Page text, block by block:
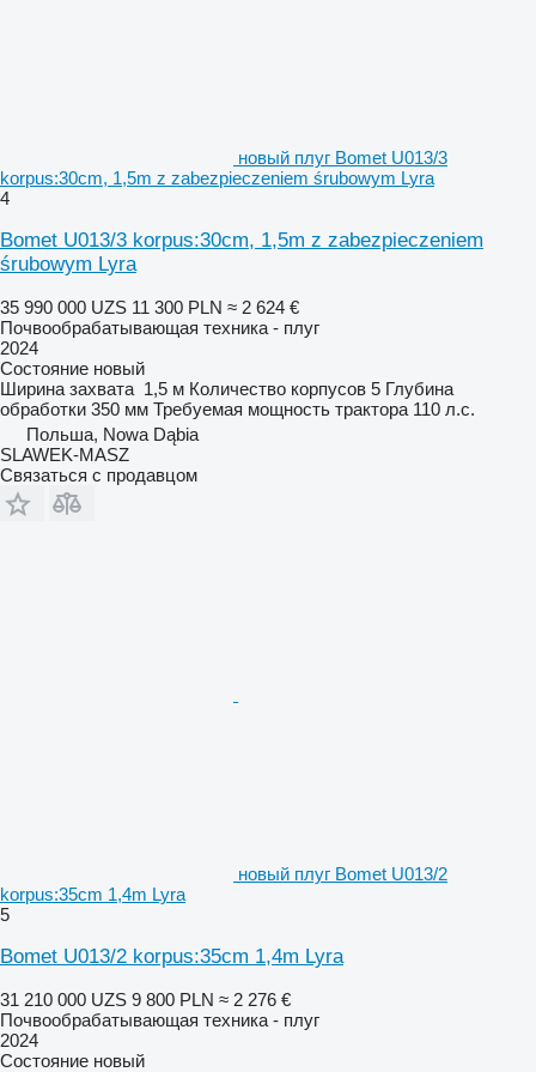
новый плуг Bomet U013/3
korpus:30cm, 1,5m z zabezpieczeniem śrubowym Lyra
4
Bomet U013/3 korpus:30cm, 1,5m z zabezpieczeniem
śrubowym Lyra
35 990 000 UZS 11 300 PLN ≈ 2 624 €
Почвообрабатывающая техника - плуг
2024
Состояние новый
Ширина захвата 1,5 м Количество корпусов 5 Глубина
обработки 350 мм Требуемая мощность трактора 110 л.с.
Польша, Nowa Dąbia
SLAWEK-MASZ
Связаться с продавцом
новый плуг Bomet U013/2
korpus:35cm 1,4m Lyra
5
Bomet U013/2 korpus:35cm 1,4m Lyra
31 210 000 UZS 9 800 PLN ≈ 2 276 €
Почвообрабатывающая техника - плуг
2024
Состояние новый